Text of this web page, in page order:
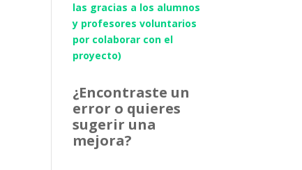
las gracias a los alumnos
y profesores voluntarios
por colaborar con el
proyecto)
¿Encontraste un
error o quieres
sugerir una
mejora?